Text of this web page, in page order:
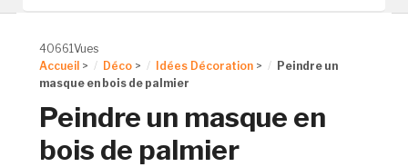
40661Vues
Accueil > Déco > Idées Décoration >
Peindre un
masque en bois de palmier
Peindre un masque en
bois de palmier